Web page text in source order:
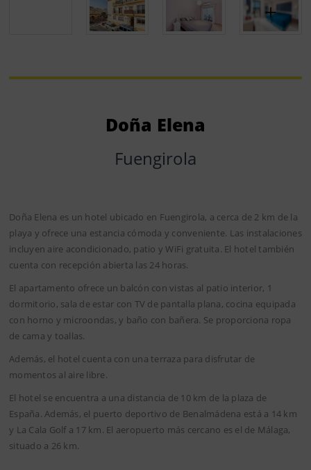
Doña Elena
Fuengirola
Doña Elena es un hotel ubicado en Fuengirola, a cerca de 2 km de la
playa y ofrece una estancia cómoda y conveniente. Las instalaciones
incluyen aire acondicionado, patio y WiFi gratuita. El hotel también
cuenta con recepción abierta las 24 horas.
El apartamento ofrece un balcón con vistas al patio interior, 1
dormitorio, sala de estar con TV de pantalla plana, cocina equipada
con horno y microondas, y baño con bañera. Se proporciona ropa
de cama y toallas.
Además, el hotel cuenta con una terraza para disfrutar de
momentos al aire libre.
El hotel se encuentra a una distancia de 10 km de la plaza de
España. Además, el puerto deportivo de Benalmádena está a 14 km
y La Cala Golf a 17 km. El aeropuerto más cercano es el de Málaga,
situado a 26 km.